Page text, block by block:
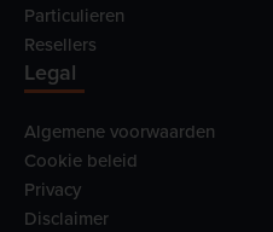
Particulieren
Resellers
Legal
Algemene voorwaarden
Cookie beleid
Privacy
Disclaimer